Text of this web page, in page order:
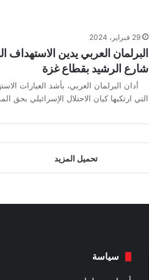
29 فبراير، 2024
البرلمان العربي يدين
شارع الرشيد بقطاع غزة
أدان البرلمان العربي، بأشد العبارات
التي ارتكبها كيان الاحتلال الإسرائيلي بحق
تحميل المزيد
سياسة